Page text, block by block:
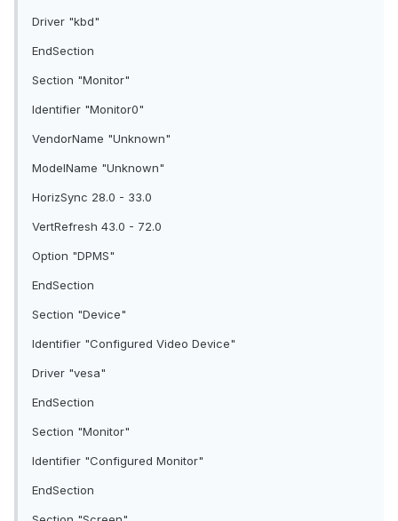
Driver "kbd"
EndSection
Section "Monitor"
Identifier "Monitor0"
VendorName "Unknown"
ModelName "Unknown"
HorizSync 28.0 - 33.0
VertRefresh 43.0 - 72.0
Option "DPMS"
EndSection
Section "Device"
Identifier "Configured Video Device"
Driver "vesa"
EndSection
Section "Monitor"
Identifier "Configured Monitor"
EndSection